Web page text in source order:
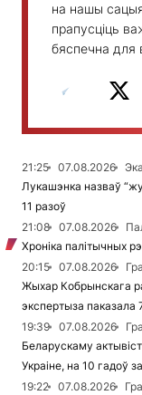
на нашы
прапусціць
бяспечна для
21:25 07.08.2026
Лукашэнка назваў
11 разоў
21:08
07.08.2026
Хроніка палітычных
20:15
07.08.2026
Жыхар Кобрынскага
экспертыза паказала
19:39
07.08.2026
Беларускаму
Украіне, на 10 гадоў
19:22
07.08.2026